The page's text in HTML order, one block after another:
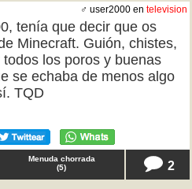
♂ user2000 en television
tenía que decir que os
Minecraft. Guión, chistes,
los poros y buenas
se echaba de menos algo
TQD
Menuda chorrada
(5) 2